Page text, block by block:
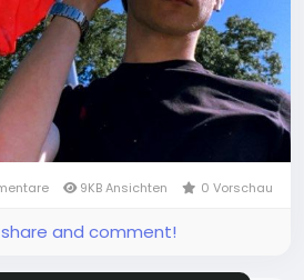
9KB Ansichten 0 Vorschau
and comment!